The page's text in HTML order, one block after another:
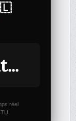
réel